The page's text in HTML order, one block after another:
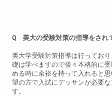
Q 美大の受験対策の指導をされ
美大学受験対策指導は行ってお
礎は学べますので後々本格的に
める時に余裕を持って入れると
望の方で入試にデッサンが必要
す。